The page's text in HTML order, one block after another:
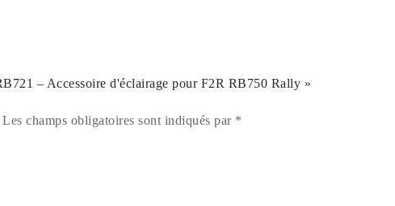
– Accessoire d'éclairage pour F2R RB750 Rally »
champs obligatoires sont indiqués par *